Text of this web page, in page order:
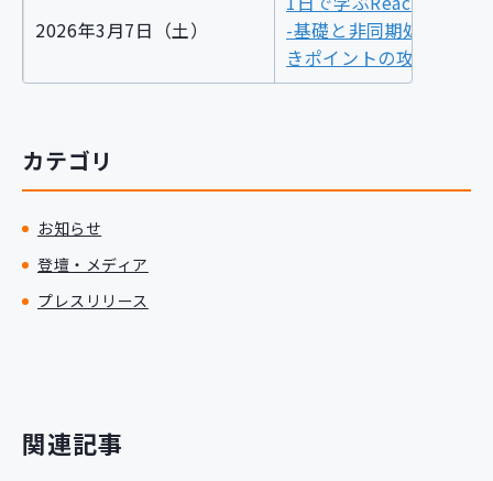
2026年3月7日（土）
-基礎と非同期処理、つ
きポイントの攻略-
カテゴリ
お知らせ
登壇・メディア
プレスリリース
関連記事